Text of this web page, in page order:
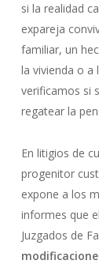
si la realidad
expareja
familiar, un
la vivienda o
verificamos si
regatear la
En litigios de
progenitor
expone a los
informes que
Juzgados de